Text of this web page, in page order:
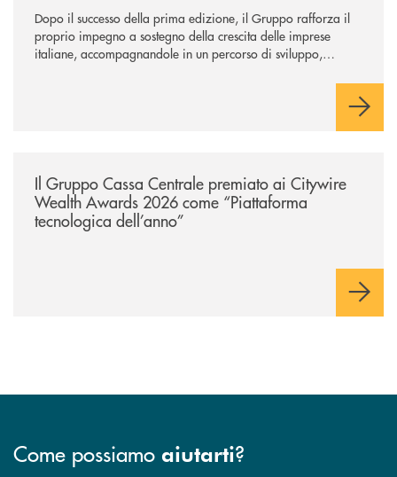
Dopo il successo della prima edizione, il Gruppo rafforza il
proprio impegno a sostegno della crescita delle imprese
italiane, accompagnandole in un percorso di sviluppo,
Il Gruppo Cassa Centrale premiato ai Citywire
Wealth Awards 2026 come “Piattaforma
tecnologica dell’anno”
Come possiamo aiutarti?